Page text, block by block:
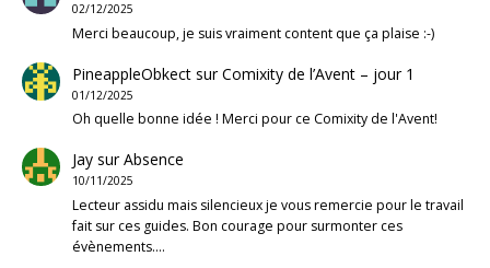
02/12/2025
Merci beaucoup, je suis vraiment content que ça plaise :-)
PineappleObkectsurComixity de l’Avent – jour 1
01/12/2025
Oh quelle bonne idée ! Merci pour ce Comixity de l'Avent!
JaysurAbsence
10/11/2025
Lecteur assidu mais silencieux je vous remercie pour le travail
fait sur ces guides. Bon courage pour surmonter ces
évènements.…